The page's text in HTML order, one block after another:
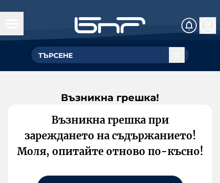
Възникна грешка!
Възникна грешка при
зареждането на съдържанието!
Моля, опитайте отново по-късно!